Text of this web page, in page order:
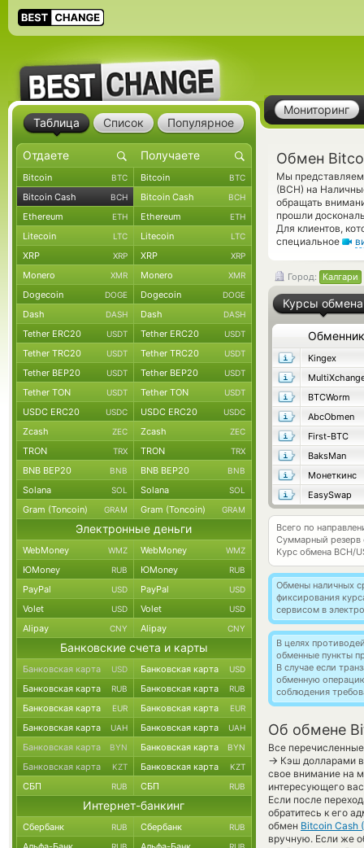
Мониторинг
Обмен
Мы представляем
(BCH) на
обращать
прошли
Для клиентов,
специальное
Город: Калгари
Курсы обмена
Обменник
Kingex
BTCWorm
AbcObmen
First-BTC
BaksMan
Монеткинс
EasySwap
Всего по
Суммарный резерв
Курс обмена BCH/
Обмены наличных
фиксирования
сервисом в
В целях
обменные пункты
В случае если
обменную
соблюдения
Об обмене
Все
→ Кэш долларами
свое внимание на
интересующего
Если после
обратитесь к его
обмен Bitcoin Cash
вручную. Если же
Таблица Список Популярное
Bitcoin BTC Bitcoin BTC
Bitcoin Cash BCH Bitcoin Cash BCH
Ethereum ETH Ethereum ETH
Litecoin LTC Litecoin LTC
XRP XRP XRP XRP
Monero XMR Monero XMR
Dogecoin DOGE Dogecoin DOGE
Dash DASH Dash DASH
Tether ERC20 USDT Tether ERC20 USDT
Tether TRC20 USDT Tether TRC20 USDT
Tether BEP20 USDT Tether BEP20 USDT
Tether TON USDT Tether TON USDT
USDC ERC20 USDC USDC ERC20 USDC
Zcash ZEC Zcash ZEC
TRON TRX TRON TRX
BNB BEP20 BNB BNB BEP20 BNB
Solana SOL Solana SOL
Gram (Toncoin) GRAM Gram (Toncoin) GRAM
Электронные деньги
WebMoney WMZ WebMoney WMZ
ЮMoney RUB ЮMoney RUB
PayPal USD PayPal USD
Volet USD Volet USD
Alipay CNY Alipay CNY
Банковские счета и карты
Банковская карта USD Банковская карта USD
Банковская карта RUB Банковская карта RUB
Банковская карта EUR Банковская карта EUR
Банковская карта UAH Банковская карта UAH
Банковская карта BYN Банковская карта BYN
Банковская карта KZT Банковская карта KZT
СБП RUB СБП RUB
Интернет-банкинг
Сбербанк RUB Сбербанк RUB